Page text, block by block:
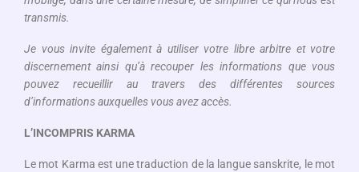
transmis.
Je vous invite également à utiliser votre libre arbitre et votre
discernement ainsi qu’à recouper les informations que vous
pouvez recueillir au travers des différentes sources
d’informations auxquelles vous avez accès.
L’INCOMPRIS KARMA
Le mot Karma est une traduction de la langue sanskrite, le mot